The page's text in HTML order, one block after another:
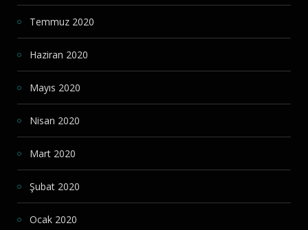
Temmuz 2020
Haziran 2020
Mayıs 2020
Nisan 2020
Mart 2020
Şubat 2020
Ocak 2020